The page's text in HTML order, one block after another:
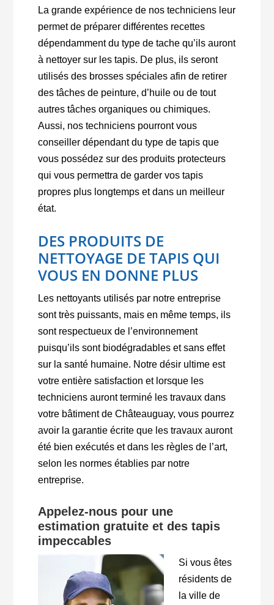
La grande expérience de nos techniciens leur
permet de préparer différentes recettes
dépendamment du type de tache qu’ils auront
à nettoyer sur les tapis. De plus, ils seront
utilisés des brosses spéciales afin de retirer
des tâches de peinture, d’huile ou de tout
autres tâches organiques ou chimiques.
Aussi, nos techniciens pourront vous
conseiller dépendant du type de tapis que
vous possédez sur des produits protecteurs
qui vous permettra de garder vos tapis
propres plus longtemps et dans un meilleur
état.
DES PRODUITS DE
NETTOYAGE DE TAPIS QUI
VOUS EN DONNE PLUS
Les nettoyants utilisés par notre entreprise
sont très puissants, mais en même temps, ils
sont respectueux de l’environnement
puisqu’ils sont biodégradables et sans effet
sur la santé humaine. Notre désir ultime est
votre entière satisfaction et lorsque les
techniciens auront terminé les travaux dans
votre bâtiment de Châteauguay, vous pourrez
avoir la garantie écrite que les travaux auront
été bien exécutés et dans les règles de l’art,
selon les normes établies par notre
entreprise.
Appelez-nous pour une
estimation gratuite et des tapis
impeccables
Si vous êtes
résidents de
la ville de